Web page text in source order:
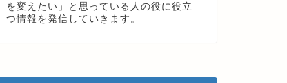
を変えたい」と思っている人の役に役立
つ情報を発信していきます。